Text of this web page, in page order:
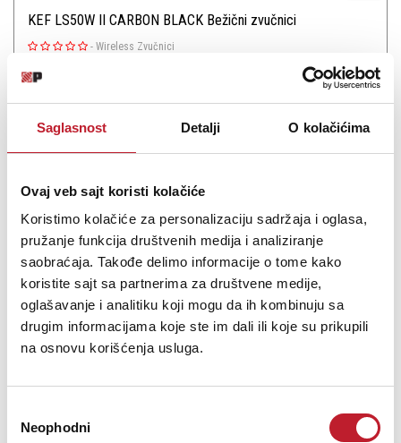
Saglasnost Detalji O kolačićima
Ovaj veb sajt koristi kolačiće
Koristimo kolačiće za personalizaciju sadržaja i oglasa,
pružanje funkcija društvenih medija i analiziranje
saobraćaja. Takođe delimo informacije o tome kako
koristite sajt sa partnerima za društvene medije,
oglašavanje i analitiku koji mogu da ih kombinuju sa
drugim informacijama koje ste im dali ili koje su prikupili
na osnovu korišćenja usluga.
сагласности
Neophodni
KEF LS50W II CARBON BLACK Bežični zvučnici
- Wireless Zvučnici
4.898,00KM
5.098,00KM
What Hi-Fi As a new product following in the footsteps of such a
Šifra: 14866
PROVJERITE DOSTUPNOST